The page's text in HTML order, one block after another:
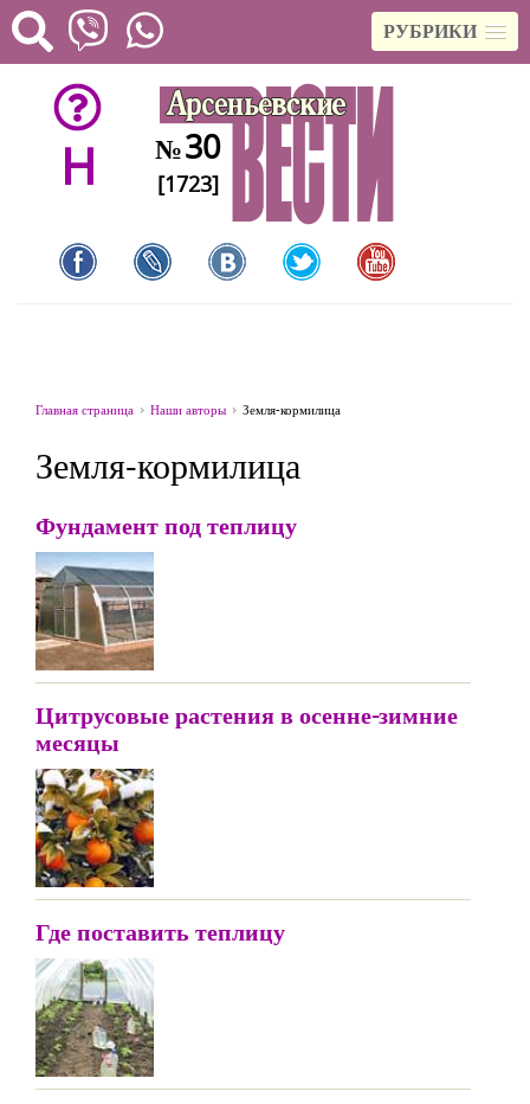
РУБРИКИ
H №30
[1723]
Главная страница Наши авторы Земля-кормилица
Земля-кормилица
Фундамент под теплицу
Цитрусовые растения в осенне-зимние
месяцы
Где поставить теплицу